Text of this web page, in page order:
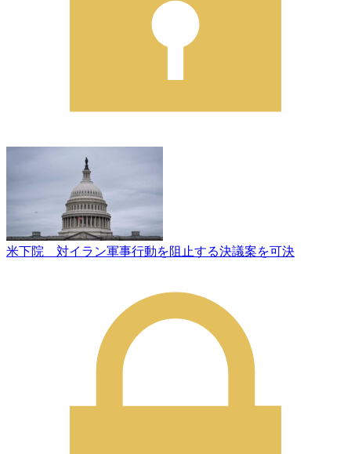
米下院 対イラン軍事行動を阻止する決議案を可決